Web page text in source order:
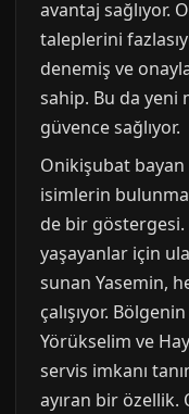
avantaj sağlıyor.
taleplerini
denemiş ve
sahip. Bu da
güvence sağlıyor.
Onikişubat
isimlerin
de bir
yaşayanlar için
sunan Yasemin,
çalışıyor.
Yörükselim ve
servis imkanı
ayıran bir